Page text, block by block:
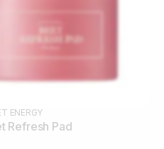
ENERGY
Refresh Pad